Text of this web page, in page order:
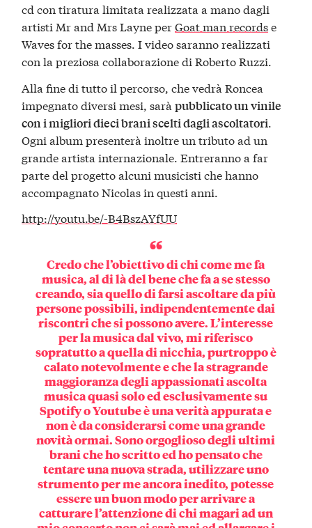
cd con tiratura limitata realizzata a mano dagli
artisti Mr and Mrs Layne perGoat man recordse
Waves for the masses. I video saranno realizzati
con la preziosa collaborazione di Roberto Ruzzi.
Alla fine di tutto il percorso, che vedrà Roncea
impegnato diversi mesi, saràpubblicato un vinile
con i migliori dieci brani scelti dagli ascoltatori
Ogni album presenterà inoltre un tributo ad un
grande artista internazionale. Entreranno a far
parte del progetto alcuni musicisti che hanno
accompagnato Nicolas in questi anni.
http://youtu.be/-B4BszAYfUU
Credo che l’obiettivo di chi come me fa
musica, al di là del bene che fa a se stesso
creando, sia quello difarsi ascoltare da più
persone possibili, indipendentemente dai
riscontri che si possono avere. L’interesse
per la musica dal vivo, mi riferisco
sopratutto a quella di nicchia, purtroppo è
calato notevolmente e che la stragrande
maggioranza degli appassionati ascolta
musica quasi solo ed esclusivamente su
Spotify o Youtube è una verità appurata e
non è da considerarsi come una grande
novità ormai. Sono orgoglioso degli ultimi
brani che ho scritto ed ho pensato che
tentare una nuova strada, utilizzare uno
strumento per me ancora inedito, potesse
essere un buon modo per arrivare a
catturare l’attenzione di chi magari ad un